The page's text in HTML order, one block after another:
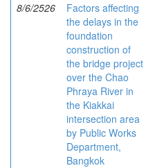
8/6/2526
Factors affecting
the delays in the
foundation
construction of
the bridge project
over the Chao
Phraya River in
the Kiakkai
intersection area
by Public Works
Department,
Bangkok